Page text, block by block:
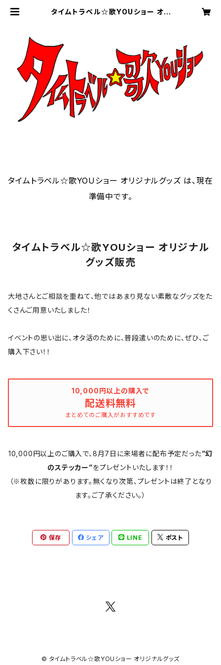
タイムトラベル☆歌YOUショー オリ
タイムトラベル☆歌YOUショー オリジナルグッズ は、現在
準備中です。
タイムトラベル☆歌YOUショー オリジナル
グッズ販売
大地さんとご相談を重ねて、他ではあまり見ない素敵なグッズをた
くさんご用意いたしました！
イベントの思い出に、オタ活のために、普段遣いのために、ぜひ、ご
購入下さい！！
10,000円以上の購入で
配送料無料
まとめてのご購入がおすすめです
10,000円以上のご購入で、8月7日に来場者に配布予定だった”幻
のステッカー”をプレゼントいたします！！
（※枚数に限りがあります。無くなり次第、プレゼントは終了となり
ます。ご了承ください。）
保存 シェア LINE ポスト
© タイムトラベル☆歌YOUショー オリジナルグッズ